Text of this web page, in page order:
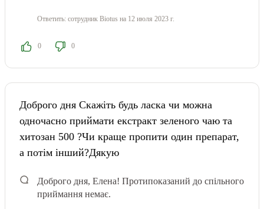
Ответить: сотрудник Biotus на 12 июля 2023 г.
0 0
Доброго дня Скажіть будь ласка чи можна
одночасно приймати екстракт зеленого чаю та
хитозан 500 ?Чи краще пропити один препарат,
а потім інший?Дякую
Доброго дня, Елена! Протипоказаний до спільного
приймання немає.